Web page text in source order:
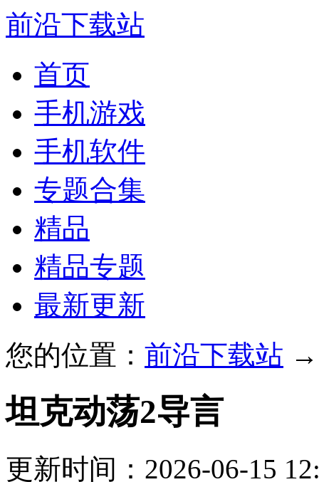
前沿下载站
首页
手机游戏
手机软件
专题合集
精品
精品专题
最新更新
您的位置： 前沿下载站
坦克动荡2导言
更新时间：2026-06-15